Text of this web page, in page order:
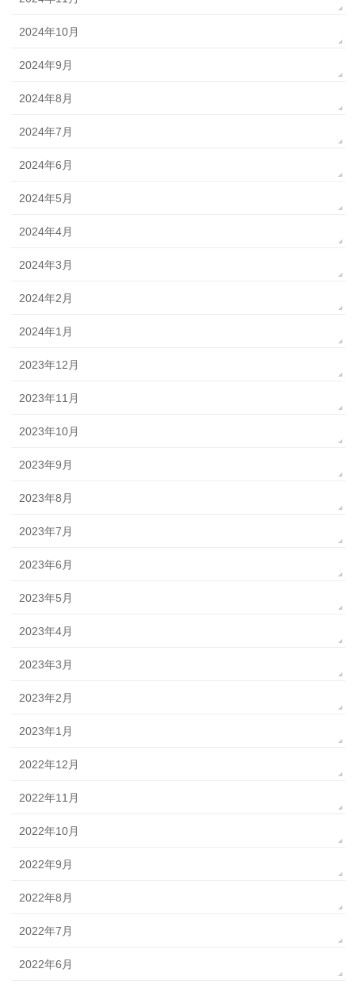
2024年10月
2024年9月
2024年8月
2024年7月
2024年6月
2024年5月
2024年4月
2024年3月
2024年2月
2024年1月
2023年12月
2023年11月
2023年10月
2023年9月
2023年8月
2023年7月
2023年6月
2023年5月
2023年4月
2023年3月
2023年2月
2023年1月
2022年12月
2022年11月
2022年10月
2022年9月
2022年8月
2022年7月
2022年6月